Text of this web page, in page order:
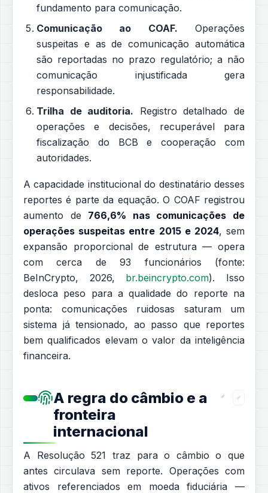
fundamento para comunicação.
Comunicação ao COAF. Operações
suspeitas e as de comunicação automática
são reportadas no prazo regulatório; a não
comunicação injustificada gera
responsabilidade.
Trilha de auditoria. Registro detalhado de
operações e decisões, recuperável para
fiscalização do BCB e cooperação com
autoridades.
A capacidade institucional do destinatário desses
reportes é parte da equação. O COAF registrou
aumento de 766,6% nas comunicações de
operações suspeitas entre 2015 e 2024, sem
expansão proporcional de estrutura — opera
com cerca de 93 funcionários (fonte:
BeInCrypto, 2026, br.beincrypto.com). Isso
desloca peso para a qualidade do reporte na
ponta: comunicações ruidosas saturam um
sistema já tensionado, ao passo que reportes
bem qualificados elevam o valor da inteligência
financeira.
A regra do câmbio e a
fronteira
internacional
A Resolução 521 traz para o câmbio o que
antes circulava sem reporte. Operações com
ativos referenciados em moeda fiduciária —